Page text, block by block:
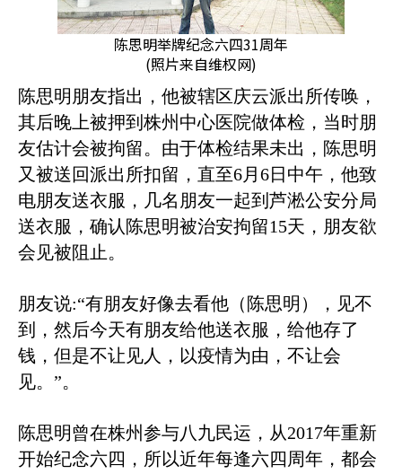
陈思明举牌纪念六四31周年
(照片来自维权网)
陈思明朋友指出，他被辖区庆云派出所传唤，
其后晚上被押到株州中心医院做体检，当时朋
友估计会被拘留。由于体检结果未出，陈思明
又被送回派出所扣留，直至6月 6日中午，他致
电朋友送衣服，几名朋友一起到芦淞公安分局
送衣服，确认陈思明被治安拘留15天，朋友欲
会见被阻止。
朋友说:“有朋友好像去看他（陈思明），见不
到，然后今天有朋友给他送衣服，给他存了
钱，但是不让见人，以疫情为由，不让会
见。”。
陈思明曾在株州参与八九民运，从2017年重新
开始纪念六四，所以近年每逢六四周年，都会